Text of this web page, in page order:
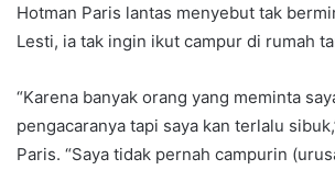
Hotman Paris lantas menyebut tak
Lesti, ia tak ingin ikut campur di rumah
“Karena banyak orang yang meminta
pengacaranya tapi saya kan terlalu
Paris. “Saya tidak pernah campurin